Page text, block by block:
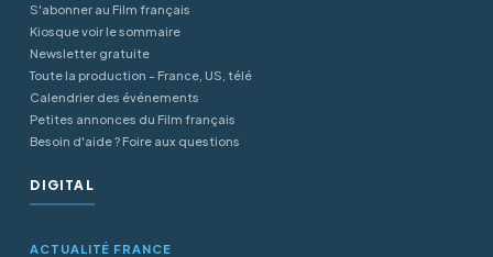
S'abonner au Film français
Kiosque voir le sommaire
Newsletter gratuite
Toute la production - France, US, télé
Calendrier des événements
Petites annonces du Film français
Besoin d'aide ? Foire aux questions
DIGITAL
ACTUALITÉ FRANCE